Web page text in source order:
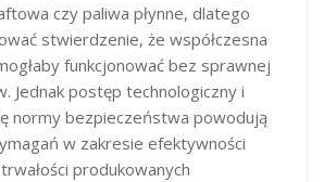
czy paliwa płynne, dlatego
stwierdzenie, że współczesna
funkcjonować bez sprawnej
Jednak postęp technologiczny i
normy bezpieczeństwa powodują
w zakresie efektywności
produkowanych